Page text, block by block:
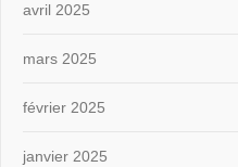
avril 2025
mars 2025
février 2025
janvier 2025